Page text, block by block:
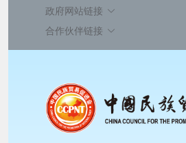
政府网站链接
合作伙伴链接